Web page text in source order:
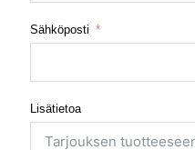
Sähköposti
Lisätietoa